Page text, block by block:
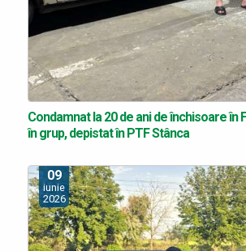
Condamnat la 20 de ani de închisoare în
în grup, depistat în PTF Stânca
09
iunie
2026